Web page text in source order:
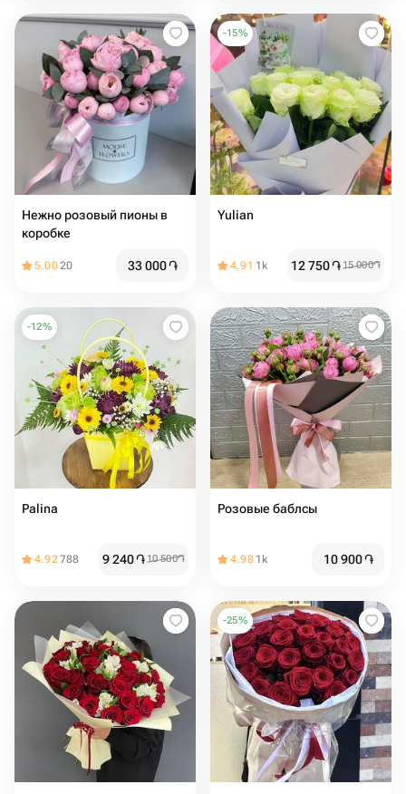
Нежно розовый пионы в
коробке
5.0020 33 000֏
-15%
Yulian
4.91 1k 12 750֏15 000֏
-12%
Palina
4.92788 9 240֏10 500֏
Розовые баблсы
4.98 1k 10 900֏
-25%